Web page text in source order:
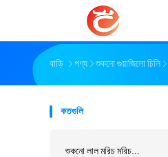
বাড়ি পণ্য শুকনো গুয়াজিলো চিলি
কতগুলি
শুকনো লাল মরিচ মরিচ...